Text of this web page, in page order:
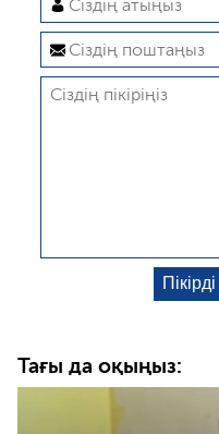
Тағы да оқыңыз: